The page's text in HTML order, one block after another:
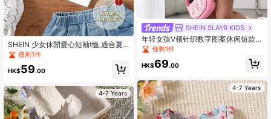
SHEIN 少女休閒愛心短袖t恤,適合夏
季穿著僅剩1件
HK$59.00
4-7 Years
SHEIN SLAYR KIDS
年轻女孩V领针织数字图案休闲短款T
恤 僅剩1件
HK$69.00
4-7 Years